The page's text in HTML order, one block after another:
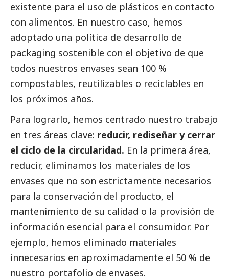
existente para el uso de plásticos en contacto
con alimentos. En nuestro caso, hemos
adoptado una política de desarrollo de
packaging sostenible con el objetivo de que
todos nuestros envases sean 100 %
compostables, reutilizables o reciclables en
los próximos años.
Para lograrlo, hemos centrado nuestro trabajo
en tres áreas clave: reducir, rediseñar y cerrar
el ciclo de la circularidad. En la primera área,
reducir, eliminamos los materiales de los
envases que no son estrictamente necesarios
para la conservación del producto, el
mantenimiento de su calidad o la provisión de
información esencial para el consumidor. Por
ejemplo, hemos eliminado materiales
innecesarios en aproximadamente el 50 % de
nuestro portafolio de envases.